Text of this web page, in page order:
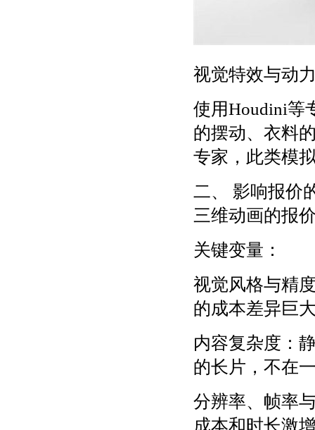
视觉特效与动
使用Houdini等
的摆动、衣料
专家，此类模
二、 影响报价
三维动画的报
关键变量：
视觉风格与精
的成本差异巨
内容复杂度：
的长片，不在
分辨率、帧率
成本和时长激